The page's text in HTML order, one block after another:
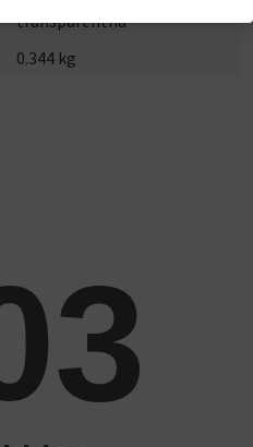
transparentná
0.344 kg